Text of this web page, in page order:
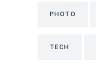
PHOTO
TECH